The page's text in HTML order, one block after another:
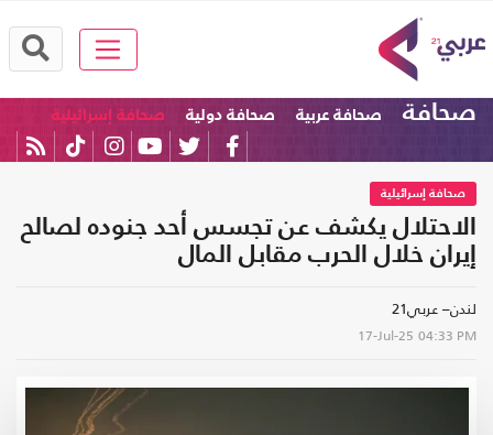
صحافة صحافة عربية صحافة دولية صحافة إسرائيلية
صحافة إسرائيلية
الاحتلال يكشف عن تجسس أحد جنوده لصالح
إيران خلال الحرب مقابل المال
لندن– عربي21
17-Jul-25 04:33 PM